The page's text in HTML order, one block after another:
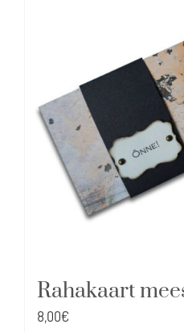
Rahakaart
8,00€